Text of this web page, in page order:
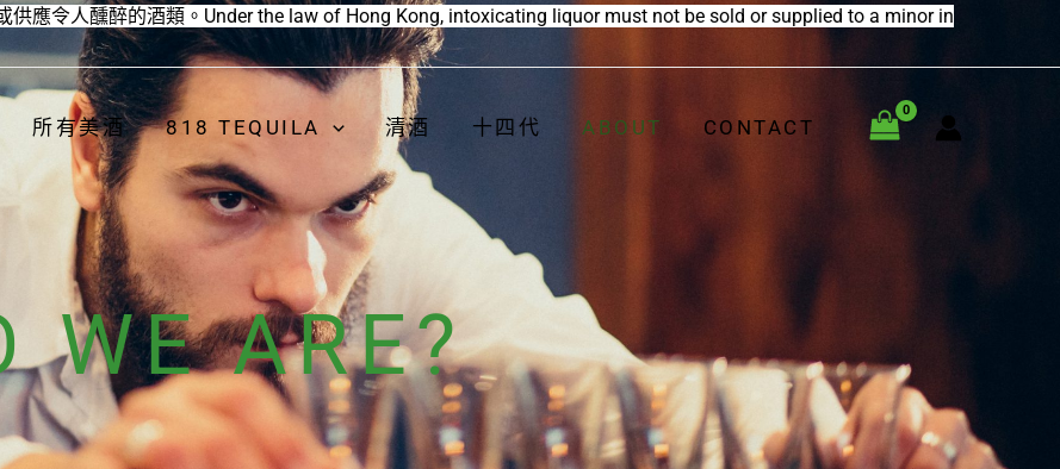
應令人醺醉的酒類。Under the law of Hong Kong, intoxicating liquor must not be sold or supplied to a minor in
所有美酒 818 TEQUILA 清酒 十四代 ABOUT CONTACT
WE ARE?